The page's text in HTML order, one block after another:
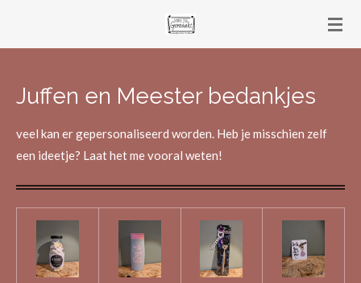
hoofdinhoud
Juffen en Meester bedankjes
veel kan er gepersonaliseerd worden. Heb je misschien zelf
een ideetje? Laat het me vooral weten!